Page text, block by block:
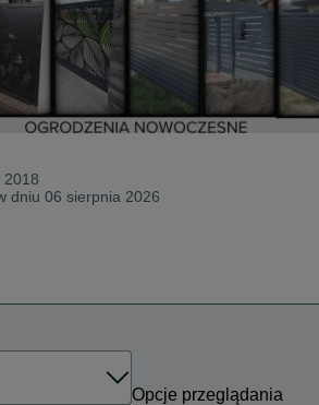
2018
dniu 06 sierpnia 2026
Opcje przeglądania